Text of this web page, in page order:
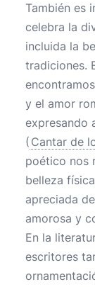
También es
celebra la
incluida la
tradiciones.
y el amor
expresando
( Cantar de
poético nos
belleza
apreciada
amorosa y
En la
escritores